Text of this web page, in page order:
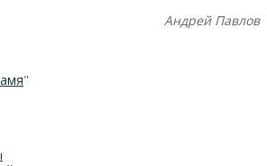
Андрей Павлов
"